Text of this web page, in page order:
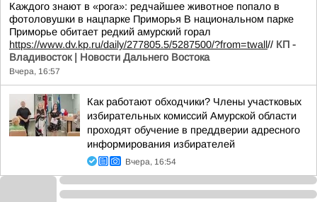
Каждого знают в «рога»: редчайшее животное попало в
фотоловушки в нацпарке Приморья В национальном парке
Приморье обитает редкий амурский горал
https://www.dv.kp.ru/daily/277805.5/5287500/?from=twall// КП -
Владивосток | Новости Дальнего Востока
Вчера, 16:57
Как работают обходчики? Члены участковых
избирательных комиссий Амурской области
проходят обучение в преддверии адресного
информирования избирателей
Вчера, 16:54